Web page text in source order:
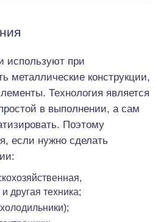
используют при
металлические конструкции,
Технология является
в выполнении, а сам
Поэтому
если нужно сделать
другая техника;